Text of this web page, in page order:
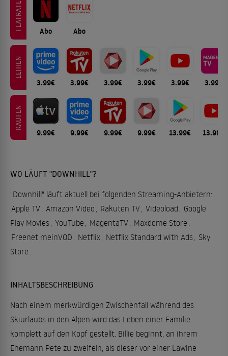
FLATRATE Abo Abo
LEIHEN
3.99€ 3.99€ 3.99€ 3.99€ 3.99€ 3.99€
KAUFEN
9.99€ 9.99€ 9.99€ 9.99€ 13.99€ 13.99€
WO LÄUFT "DOWNHILL"?
"Downhill" läuft aktuell bei folgenden Streaming-Anbietern:
Apple TV Amazon Video Rakuten TV Videoload
Google
Play Movies YouTube MagentaTV Maxdome Store
Freenet meinVOD
Netflix Netflix Standard with Ads Sky
Store
INHALTSBESCHREIBUNG
Nach einem merkwürdigen Zwischenfall während des
Skiurlaubs in den Alpen wird das Leben einer Familie
komplett auf den Kopf gestellt. Billie beginnt, an ihrem
Ehemann Pete zu zweifeln, als dieser vor einer Lawine